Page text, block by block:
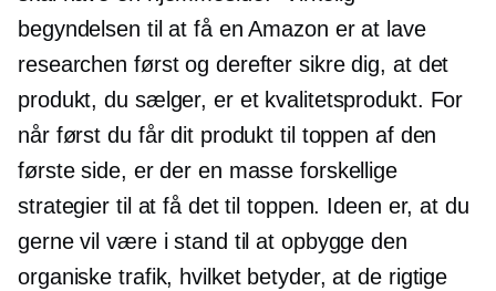
begyndelsen til at få en Amazon er at lave
researchen først og derefter sikre dig, at det
produkt, du sælger, er et kvalitetsprodukt. For
når først du får dit produkt til toppen af ​​den
første side, er der en masse forskellige
strategier til at få det til toppen. Ideen er, at du
gerne vil være i stand til at opbygge den
organiske trafik, hvilket betyder, at de rigtige